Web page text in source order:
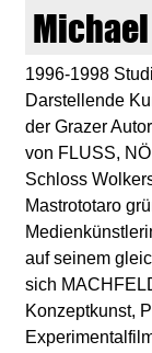
k
u
n
s
1996-1998
Darstellende
der Grazer
von FLUSS,
Schloss
Mastrototaro
auf seinem
sich
Konzeptkunst,